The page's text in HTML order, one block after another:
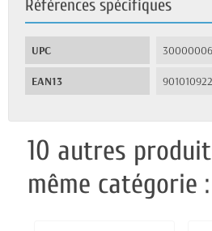
Références spécifiques
UPC
EAN13
10 autres
même catégorie :